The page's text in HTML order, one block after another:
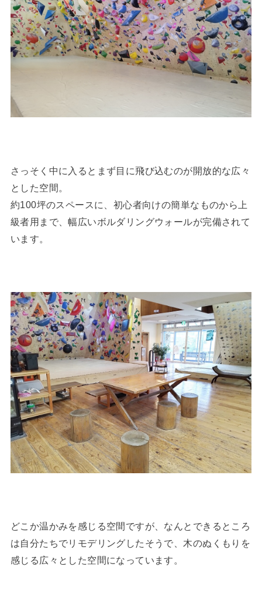
さっそく中に入るとまず目に飛び込むのが開放的な広々
とした空間。
約100坪のスペースに、初心者向けの簡単なものから上
級者用まで、幅広いボルダリングウォールが完備されて
います。
どこか温かみを感じる空間ですが、なんとできるところ
は自分たちでリモデリングしたそうで、木のぬくもりを
感じる広々とした空間になっています。